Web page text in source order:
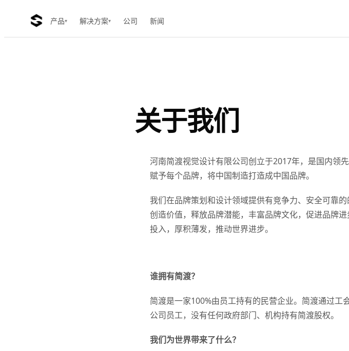
产品▾ 解决方案▾ 公司 新闻
关于我们
河南简渡视觉设计有限公司创立于2017年，是国内领
赋予每个品牌，将中国制造打造成中国品牌。
我们在品牌策划和设计领域提供有竞争力、安全可靠
创造价值，释放品牌潜能，丰富品牌文化，促进品牌
投入，厚积薄发，推动世界进步。
谁拥有简渡？
简渡是一家100%由员工持有的民营企业。简渡通过
公司员工，没有任何政府部门、机构持有简渡股权。
我们为世界带来了什么？